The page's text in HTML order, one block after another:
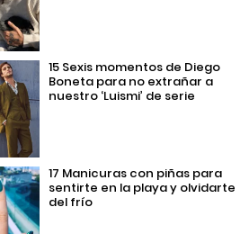
15 Sexis momentos de Diego
Boneta para no extrañar a
nuestro ‘Luismi’ de serie
17 Manicuras con piñas para
sentirte en la playa y olvidarte
del frío